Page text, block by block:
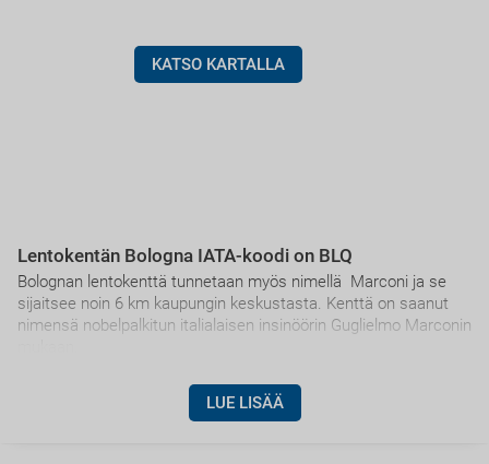
KATSO KARTALLA
Lentokentän Bologna IATA-koodi on BLQ
Bolognan lentokenttä tunnetaan myös nimellä Marconi ja se
sijaitsee noin 6 km kaupungin keskustasta. Kenttä on saanut
nimensä nobelpalkitun italialaisen insinöörin Guglielmo Marconin
LUE LISÄÄ